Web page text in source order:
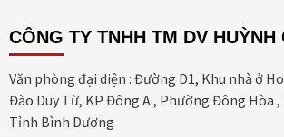
CÔNG TY TNHH TM DV HUỲNH
Văn phòng đại diện : Đường D1, Khu nhà ở
Đào Duy Từ, KP Đông A , Phường Đông Hòa ,
Tỉnh Bình Dương